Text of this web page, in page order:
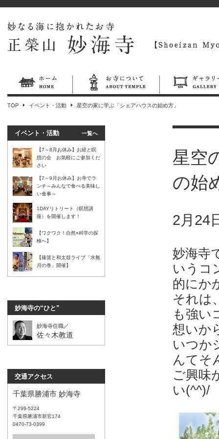
TOP イベント・活動 星空の家に学ぶ「シェアハウスの始め方」
星空
の始
2月24
妙海寺
いうコ
的にか
それは
も強い
想いか
いつか
んてそ
ご興味
い(^^)/
イベント・活動 一覧へ
【7～8月お休み】お経と瞑
想の会 お気軽にご参加くだ
さい
【7～9月お休み】お寺でラ
ンチ～みんなで食べる美味し
い食事～
1DAYリトリート（瞑想講
座）を開催します！
【ワクワク！自然×科学の探
検へ】
【篠笛と和太鼓ライブ「水無
月の巻」開催】
妙海寺の“ひと”
妙海寺住職／
佐々木教道
交通アクセス
千葉県勝浦市 妙海寺
〒299-5224
千葉県勝浦市新官174
0470-73-0399